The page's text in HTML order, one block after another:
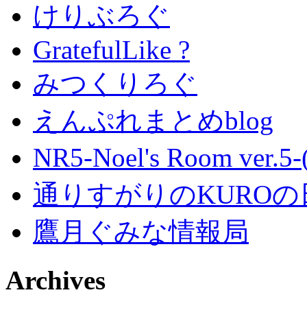
けりぶろぐ
GratefulLike ?
みつくりろぐ
えんぷれまとめblog
NR5-Noel's Room
通りすがりのKURO
鷹月ぐみな情報局
Archives